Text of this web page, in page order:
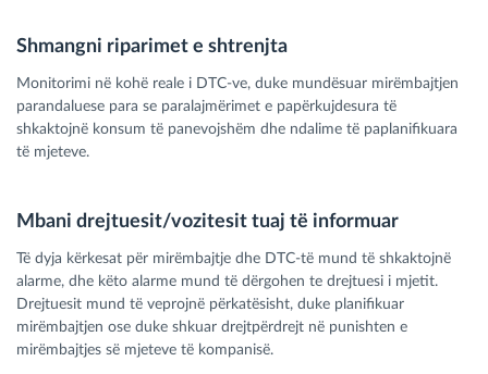
Shmangni riparimet e shtrenjta
Monitorimi në kohë reale i DTC-ve, duke mundësuar mirëmbajtjen
parandaluese para se paralajmërimet e papërkujdesura të
shkaktojnë konsum të panevojshëm dhe ndalime të paplanifikuara
të mjeteve.
Mbani drejtuesit/vozitesit tuaj të informuar
Të dyja kërkesat për mirëmbajtje dhe DTC-të mund të shkaktojnë
alarme, dhe këto alarme mund të dërgohen te drejtuesi i mjetit.
Drejtuesit mund të veprojnë përkatësisht, duke planifikuar
mirëmbajtjen ose duke shkuar drejtpërdrejt në punishten e
mirëmbajtjes së mjeteve të kompanisë.